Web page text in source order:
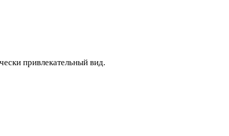
привлекательный вид.